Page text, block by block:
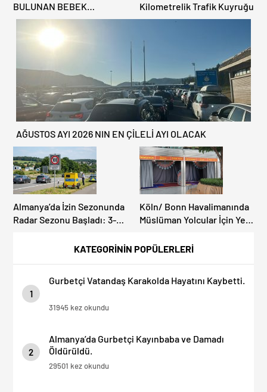
KATEGORİNİN POPÜLERLERİ
1
Gurbetçi Vatandaş Karakolda Hayatını Kaybetti.
31945 kez okundu
2
Almanya’da Gurbetçi Kayınbaba ve Damadı
Öldürüldü.
29501 kez okundu
BULUNAN BEBEK
CENAZESİ ŞOK ETTİ
Kilometrelik Trafik Kuyruğu
AĞUSTOS AYI 2026 NIN EN ÇİLELİ AYI OLACAK
Almanya’da İzin Sezonunda
Radar Sezonu Başladı: 3-9
Denetimi Yapılacak!
Köln/ Bonn Havalimanında
Müslüman Yolcular İçin Yeni